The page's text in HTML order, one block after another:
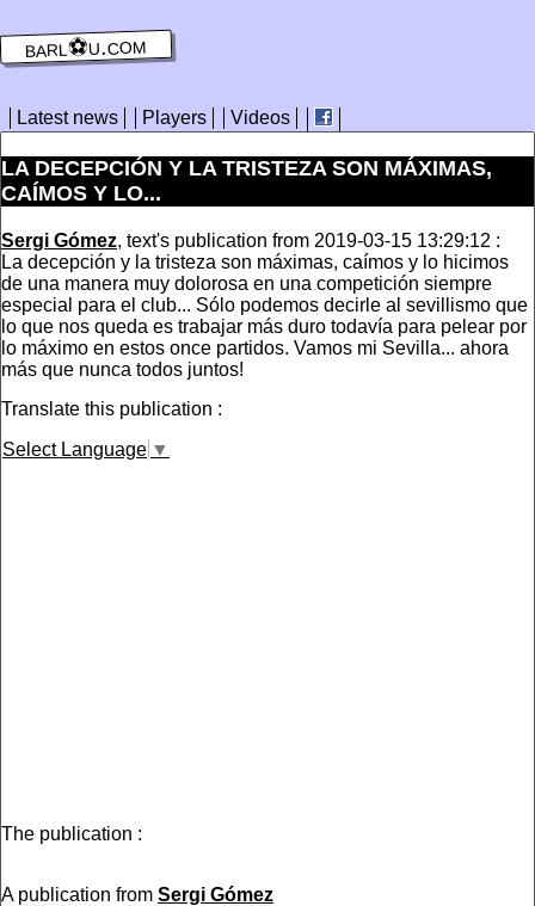
barl⚽️u.com
Latest news Players Videos
LA DECEPCIÓN Y LA TRISTEZA SON MÁXIMAS,
CAÍMOS Y LO...
Sergi Gómez, text's publication from 2019-03-15 13:29:12 :
La decepción y la tristeza son máximas, caímos y lo hicimos
de una manera muy dolorosa en una competición siempre
especial para el club... Sólo podemos decirle al sevillismo que
lo que nos queda es trabajar más duro todavía para pelear por
lo máximo en estos once partidos. Vamos mi Sevilla... ahora
más que nunca todos juntos!
Translate this publication :
Select Language ▼
The publication :
A publication from Sergi Gómez